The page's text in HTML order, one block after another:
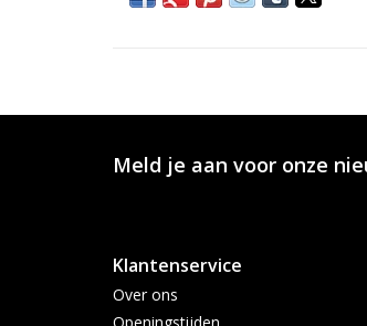
Meld je aan voor onze
Klantenservice
Over ons